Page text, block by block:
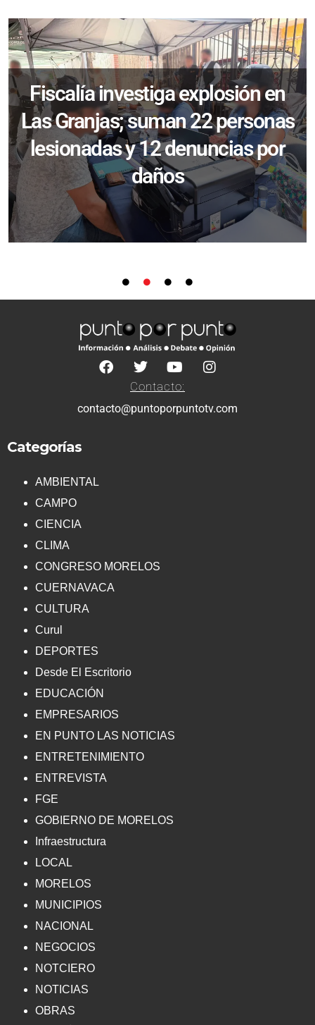
Fiscalía investiga explosión en
Las Granjas; suman 22 personas
lesionadas y 12 denuncias por
daños
Contacto:
contacto@puntoporpuntotv.com
Categorías
AMBIENTAL
CAMPO
CIENCIA
CLIMA
CONGRESO MORELOS
CUERNAVACA
CULTURA
Curul
DEPORTES
Desde El Escritorio
EDUCACIÓN
EMPRESARIOS
EN PUNTO LAS NOTICIAS
ENTRETENIMIENTO
ENTREVISTA
FGE
GOBIERNO DE MORELOS
Infraestructura
LOCAL
MORELOS
MUNICIPIOS
NACIONAL
NEGOCIOS
NOTCIERO
NOTICIAS
OBRAS